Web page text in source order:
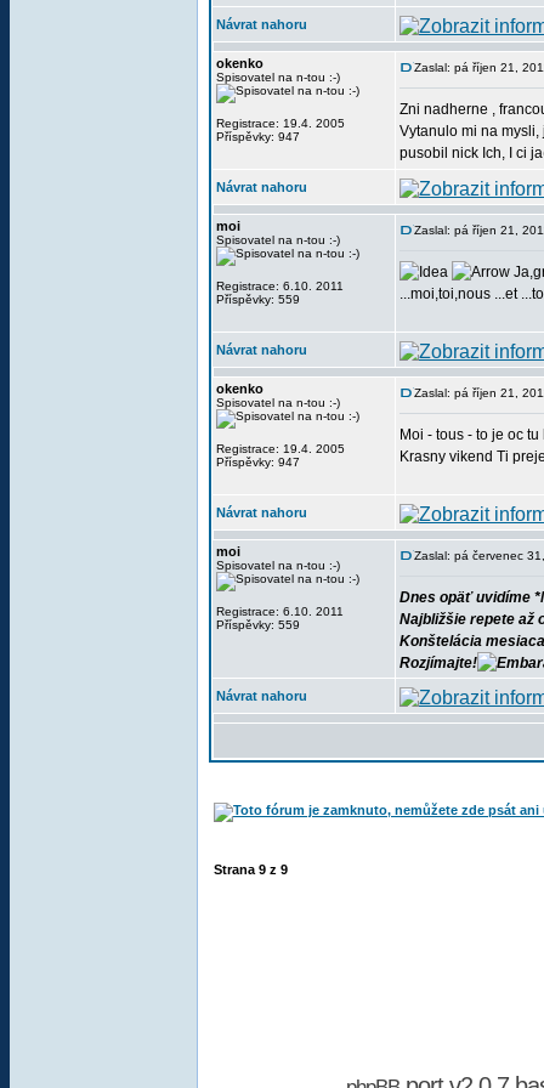
Návrat nahoru
okenko
Spisovatel na n-tou :-)
Registrace: 19.4. 2005
Příspěvky: 947
Zaslal: pá říjen 21,
Zni nadherne ,
Vytanulo mi na mysli,
pusobil nick Ich, I ci
Návrat nahoru
moi
Spisovatel na n-tou :-)
Registrace: 6.10. 2011
Příspěvky: 559
Zaslal: pá říjen 21,
...moi,toi,nous ...et
Návrat nahoru
okenko
Spisovatel na n-tou :-)
Registrace: 19.4. 2005
Příspěvky: 947
Zaslal: pá říjen 21,
Moi - tous - to je oc
Krasny vikend Ti
Návrat nahoru
moi
Spisovatel na n-tou :-)
Registrace: 6.10. 2011
Příspěvky: 559
Zaslal: pá červenec
Dnes opäť uvidíme
Najbližšie repete až
Konštelácia
Rozjímajte!
Návrat nahoru
Strana 9 z 9